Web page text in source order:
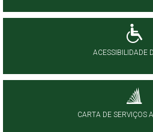
ACESSIBILIDADE
CARTA DE SERVIÇOS